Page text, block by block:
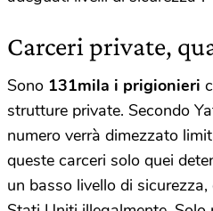
Carceri private,
Sono 131mila i prigionieri
strutture private. Secondo
numero verrà dimezzato
queste carceri solo quei
un basso livello di